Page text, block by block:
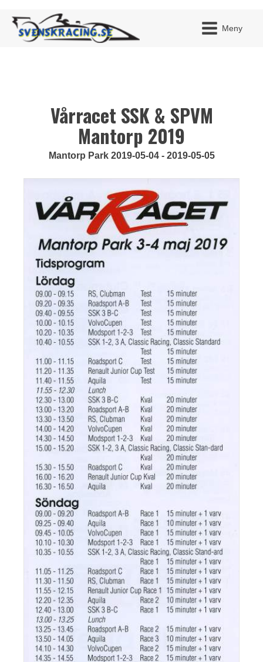
Meny
Vårracet SSK & SPVM
Mantorp 2019
Mantorp Park 2019-05-04 - 2019-05-05